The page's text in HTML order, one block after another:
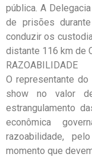
pública. A
de prisões
conduzir os
distante 116 km de
RAZOABILIDADE
O representante
show no valor
estrangulamento
econômica
razoabilidade,
momento que